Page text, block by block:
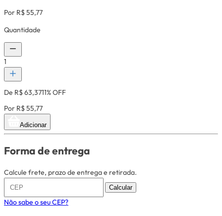
Por R$ 55,77
Quantidade
1
De R$ 63,3711% OFF
Por R$ 55,77
Adicionar
Forma de entrega
Calcule frete, prazo de entrega e retirada.
Calcular
Não sabe o seu CEP?